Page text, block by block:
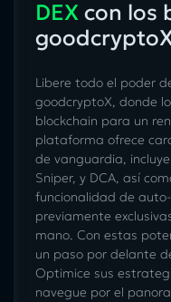
DEX con los
Libere todo el poder
goodcryptoX, donde
blockchain para un
plataforma ofrece
de vanguardia,
Sniper, y DCA, así
funcionalidad de
previamente
mano. Con estas
un paso por delante
Optimice sus
navegue por el